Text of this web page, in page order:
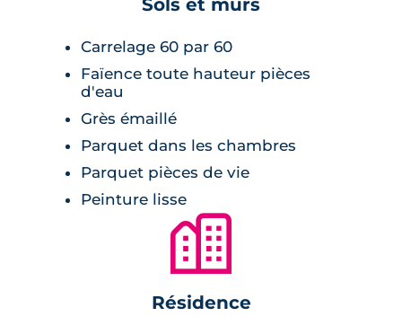
résidence est clôturée et sécurisée, avec un
visiophone pour un accès contrôlé.
Carrelage 60 par 60
Faïence toute hauteur pièces
d'eau
Grès émaillé
Parquet dans les chambres
Parquet pièces de vie
Peinture lisse
🏙
Résidence